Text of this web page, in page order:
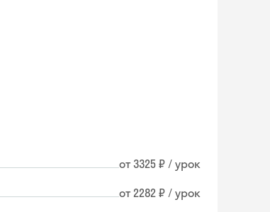
от 3325 ₽ / урок
от 2282 ₽ / урок